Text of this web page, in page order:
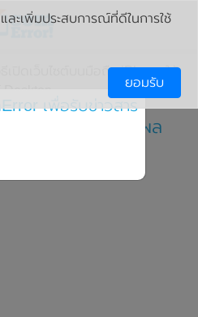
ธีเปิดเว็บไซต์บนมือถือ iPhone ให้
iPhone ให้แสดงผล
ะเพิ่มประสบการณ์ที่ดีในการใช้
ยอมรับ
เพื่อรับข่าวสาร